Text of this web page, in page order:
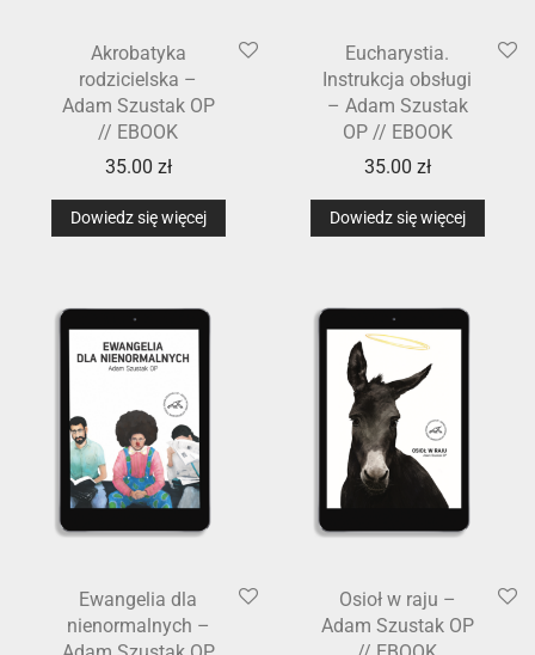
Akrobatyka
rodzicielska –
Adam Szustak OP
// EBOOK
35.00 zł
Dowiedz się więcej
Eucharystia.
Instrukcja obsługi
– Adam Szustak
OP // EBOOK
35.00 zł
Dowiedz się więcej
Ewangelia dla
nienormalnych –
Osioł w raju –
Adam Szustak OP